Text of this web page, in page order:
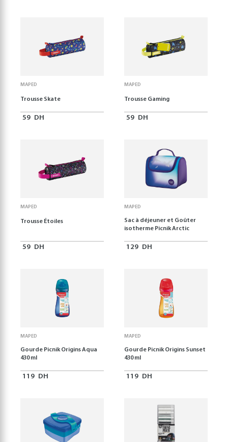
MAPED
Trousse Skate
59 DH
MAPED
Trousse Gaming
59 DH
MAPED
Trousse Étoiles
59 DH
MAPED
Sac à déjeuner et Goûter
isotherme Picnik Arctic
129 DH
MAPED
Gourde Picnik Origins Aqua
430 ml
119 DH
MAPED
Gourde Picnik Origins Sunset
430 ml
119 DH